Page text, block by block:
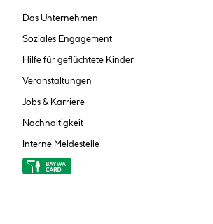
Das Unternehmen
Soziales Engagement
Hilfe für geflüchtete Kinder
Veranstaltungen
Jobs & Karriere
Nachhaltigkeit
Interne Meldestelle